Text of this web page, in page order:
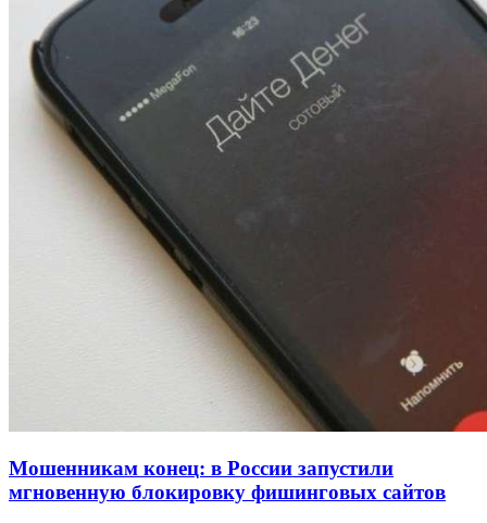
Покушение на убийство в Волгограде: девушка
напала на незнакомую женщину с ножом
12:39
Сладкий праздник в Волгограде: в Центральном
парке прошёл фестиваль „Арбузный переполох“
Волгоградские компании нарастили экспорт:
заключены контракты на 3,6 млн долларов
Мошенникам конец: в России запустили
мгновенную блокировку фишинговых сайтов